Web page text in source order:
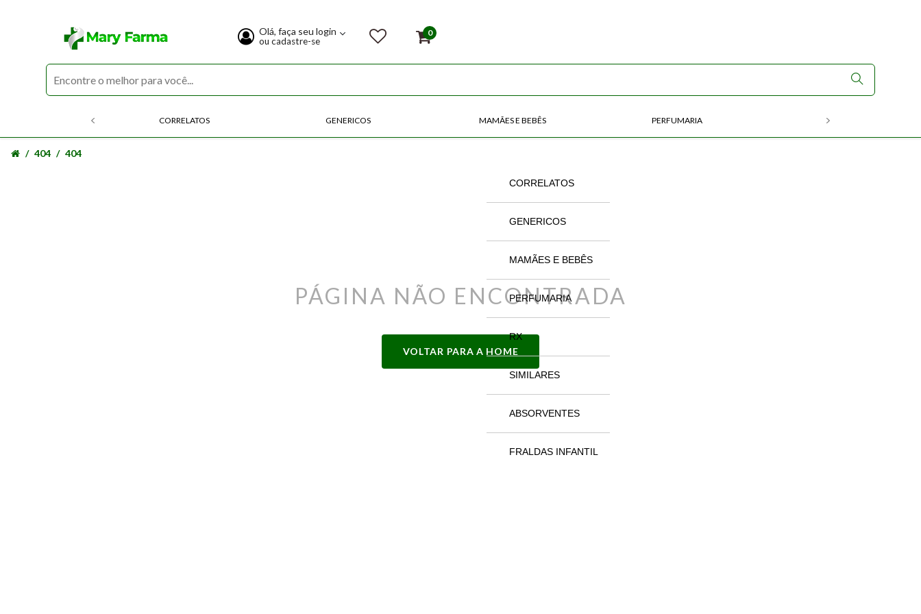
Olá, faça seu login
ou cadastre-se
0
CORRELATOS GENERICOS MAMÃES E BEBÊS PERFUMARIA
CORRELATOS
GENERICOS
MAMÃES E BEBÊS
PERFUMARIA
RX
SIMILARES
ABSORVENTES
FRALDAS INFANTIL
404 404
PÁGINA NÃO ENCONTRADA
VOLTAR PARA A HOME